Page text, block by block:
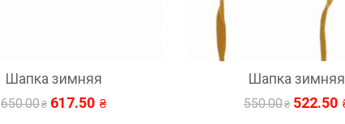
Шапка зимняя
650.00 617.50
Шапка зимняя
550.00 522.50